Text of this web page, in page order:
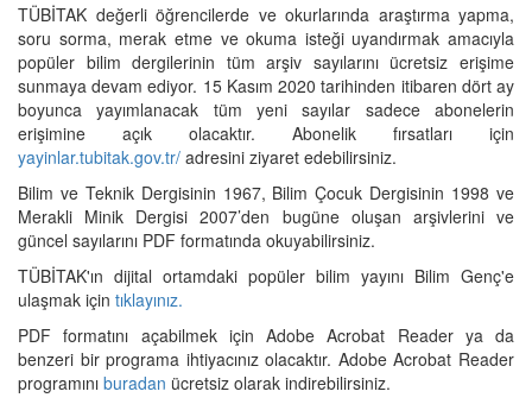
TÜBİTAK değerli öğrencilerde ve okurlarında araştırma yapma,
soru sorma, merak etme ve okuma isteği uyandırmak amacıyla
popüler bilim dergilerinin tüm arşiv sayılarını ücretsiz erişime
sunmaya devam ediyor. 15 Kasım 2020 tarihinden itibaren dört ay
boyunca yayımlanacak tüm yeni sayılar sadece abonelerin
erişimine açık olacaktır. Abonelik fırsatları için
yayinlar.tubitak.gov.tr/ adresini ziyaret edebilirsiniz.
Bilim ve Teknik Dergisinin 1967, Bilim Çocuk Dergisinin 1998 ve
Merakli Minik Dergisi 2007’den bugüne oluşan arşivlerini ve
güncel sayılarını PDF formatında okuyabilirsiniz.
TÜBİTAK'ın dijital ortamdaki popüler bilim yayını Bilim Genç'e
ulaşmak için tıklayınız.
PDF formatını açabilmek için Adobe Acrobat Reader ya da
benzeri bir programa ihtiyacınız olacaktır. Adobe Acrobat Reader
programını buradan ücretsiz olarak indirebilirsiniz.